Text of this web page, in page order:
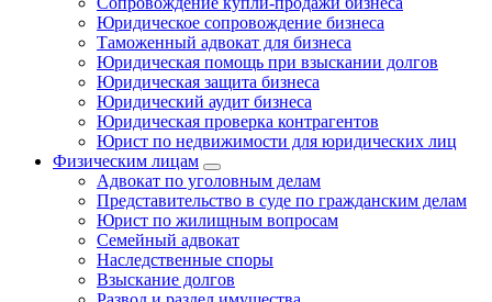
Юридическое сопровождение бизнеса
Таможенный адвокат для бизнеса
Юридическая помощь при взыскании долгов
Юридическая защита бизнеса
Юридический аудит бизнеса
Юридическая проверка контрагентов
Юрист по недвижимости для юридических лиц
Физическим лицам
Адвокат по уголовным делам
Представительство в суде по гражданским делам
Юрист по жилищным вопросам
Семейный адвокат
Наследственные споры
Взыскание долгов